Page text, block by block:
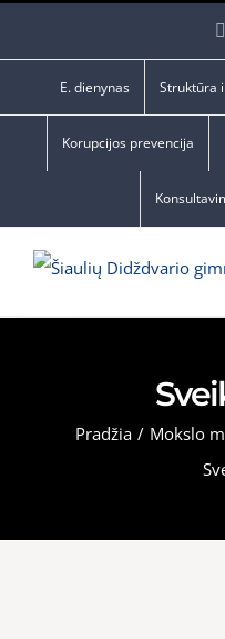
E. dienynas Struktūra
Korupcijos prevencija
Pradžia / Mokslo